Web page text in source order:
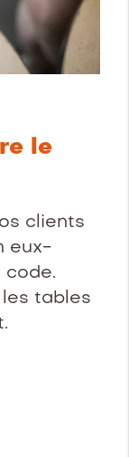
le
clients
eux-
code.
tables
.